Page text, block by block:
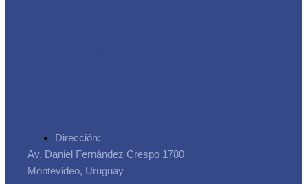
Dirección:
Av. Daniel Fernández Crespo 1780
Montevideo, Uruguay